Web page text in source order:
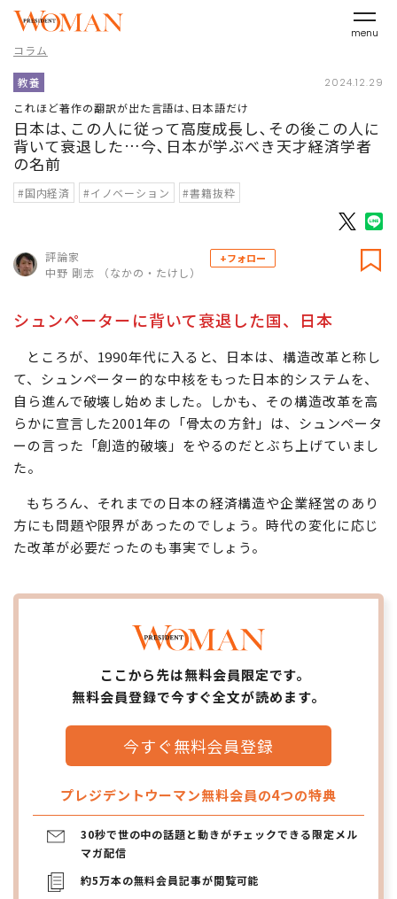
menu
コラム
教養 2024.12.29
これほど著作の翻訳が出た言語は､日本語だけ
日本は､この人に従って高度成長し､その後この人に
背いて衰退した…今､日本が学ぶべき天才経済学者
の名前
#国内経済 #イノベーション #書籍抜粋
評論家
中野 剛志 （なかの・たけし）
+フォロー
シュンペーターに背いて衰退した国、日本
ところが、1990年代に入ると、日本は、構造改革と称し
て、シュンペーター的な中核をもった日本的システムを、
自ら進んで破壊し始めました。しかも、その構造改革を高
らかに宣言した2001年の「骨太の方針」は、シュンペータ
ーの言った「創造的破壊」をやるのだとぶち上げていまし
た。
もちろん、それまでの日本の経済構造や企業経営のあり
方にも問題や限界があったのでしょう。時代の変化に応じ
た改革が必要だったのも事実でしょう。
ここから先は無料会員限定です。
無料会員登録で今すぐ全文が読めます。
今すぐ無料会員登録
プレジデントウーマン無料会員の4つの特典
30秒で世の中の話題と動きがチェックできる限定メル
マガ配信
約5万本の無料会員記事が閲覧可能